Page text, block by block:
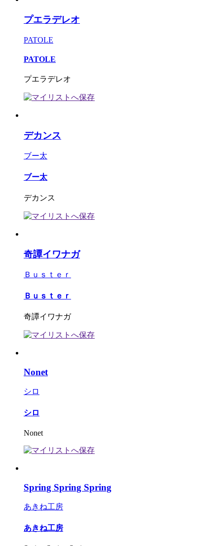
プエラデレオ
PATOLE
PATOLE
プエラデレオ
デカンス
ブー太
ブー太
デカンス
奇譚イワナガ
Ｂｕｓｔｅｒ
Ｂｕｓｔｅｒ
奇譚イワナガ
Nonet
シロ
シロ
Nonet
Spring Spring Spring
あきね工房
あきね工房